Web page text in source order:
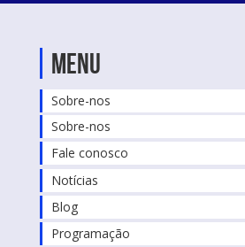
Menu
Sobre-nos
Sobre-nos
Fale conosco
Notícias
Blog
Programação